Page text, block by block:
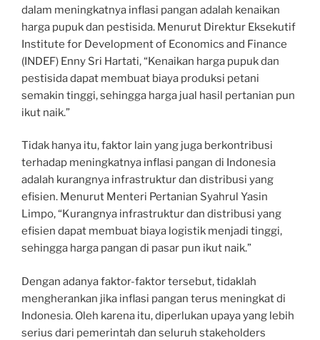
dalam meningkatnya inflasi pangan adalah kenaikan
harga pupuk dan pestisida. Menurut Direktur Eksekutif
Institute for Development of Economics and Finance
(INDEF) Enny Sri Hartati, “Kenaikan harga pupuk dan
pestisida dapat membuat biaya produksi petani
semakin tinggi, sehingga harga jual hasil pertanian pun
ikut naik.”
Tidak hanya itu, faktor lain yang juga berkontribusi
terhadap meningkatnya inflasi pangan di Indonesia
adalah kurangnya infrastruktur dan distribusi yang
efisien. Menurut Menteri Pertanian Syahrul Yasin
Limpo, “Kurangnya infrastruktur dan distribusi yang
efisien dapat membuat biaya logistik menjadi tinggi,
sehingga harga pangan di pasar pun ikut naik.”
Dengan adanya faktor-faktor tersebut, tidaklah
mengherankan jika inflasi pangan terus meningkat di
Indonesia. Oleh karena itu, diperlukan upaya yang lebih
serius dari pemerintah dan seluruh stakeholders